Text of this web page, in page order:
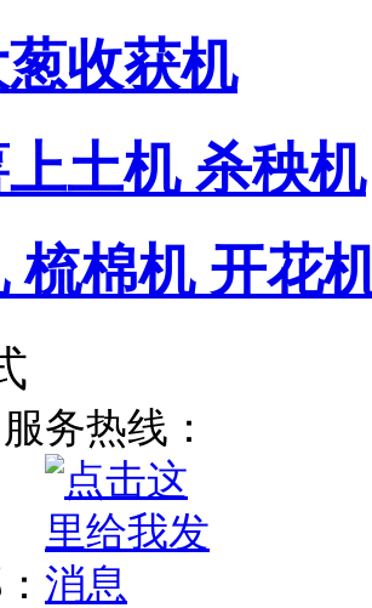
收获机
土机 杀秧机
梳棉机 开花
务热线：